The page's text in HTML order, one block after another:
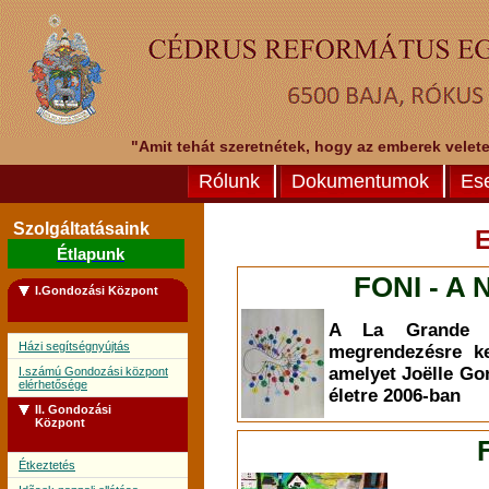
"Amit tehát szeretnétek, hogy az emberek
Rólunk Dokumentumok
Szolgáltatásaink
Étlapunk
I.Gondozási Központ
Házi segítségnyújtás
I.számú Gondozási központ
elérhetősége
II. Gondozási
Központ
Étkeztetés
FONI - A
A La Grande
megrendezésre
amelyet Joëlle
életre 2006-ban